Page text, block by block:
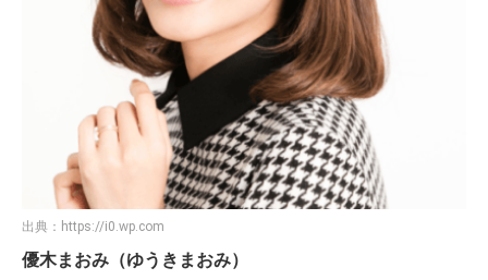
出典： https://i0.wp.com
優木まおみ（ゆうきまおみ）